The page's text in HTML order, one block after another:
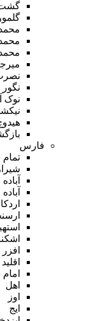
نگور
نوک
فارس
آباده
افزر
اقلید
اهل
اوز
ایج